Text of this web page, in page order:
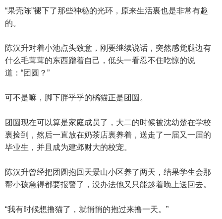
“果壳陈”褪下了那些神秘的光环，原来生活裏也是非常有趣
的。
陈汉升对着小池点头致意，刚要继续说话，突然感觉腿边有
什么毛茸茸的东西蹭着自己，低头一看忍不住吃惊的说
道：“团圆？”
可不是嘛，脚下胖乎乎的橘猫正是团圆。
团圆现在可以算是家庭成员了，大二的时候被沈幼楚在学校
裏捡到，然后一直放在奶茶店裏养着，送走了一届又一届的
毕业生，并且成为建邺财大的校宠。
陈汉升曾经把团圆抱回天景山小区养了两天，结果学生会那
帮小孩急得都要报警了，没办法他又只能趁着晚上送回去。
“我有时候想撸猫了，就悄悄的抱过来撸一天。”